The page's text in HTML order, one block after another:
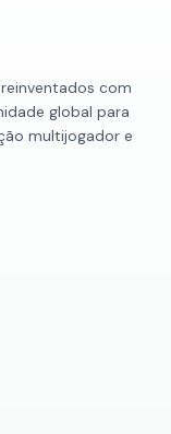
com
global para
multijogador e